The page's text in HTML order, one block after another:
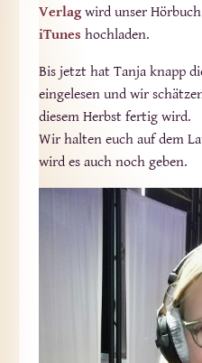
Verlag wird unser
iTunes hochladen.
Bis jetzt hat Tanja knapp
eingelesen und wir
diesem Herbst fertig wird.
Wir halten euch auf dem
wird es auch noch geben.